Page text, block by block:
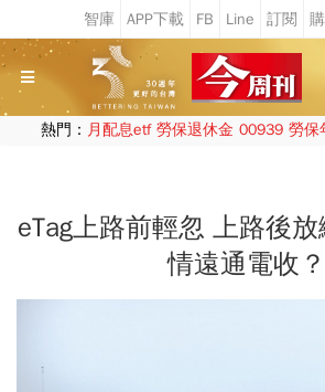
熱門： 月配息etf 勞保退休金 00939 勞保
eTag上路前輕忽 上路後
情遠通電收？